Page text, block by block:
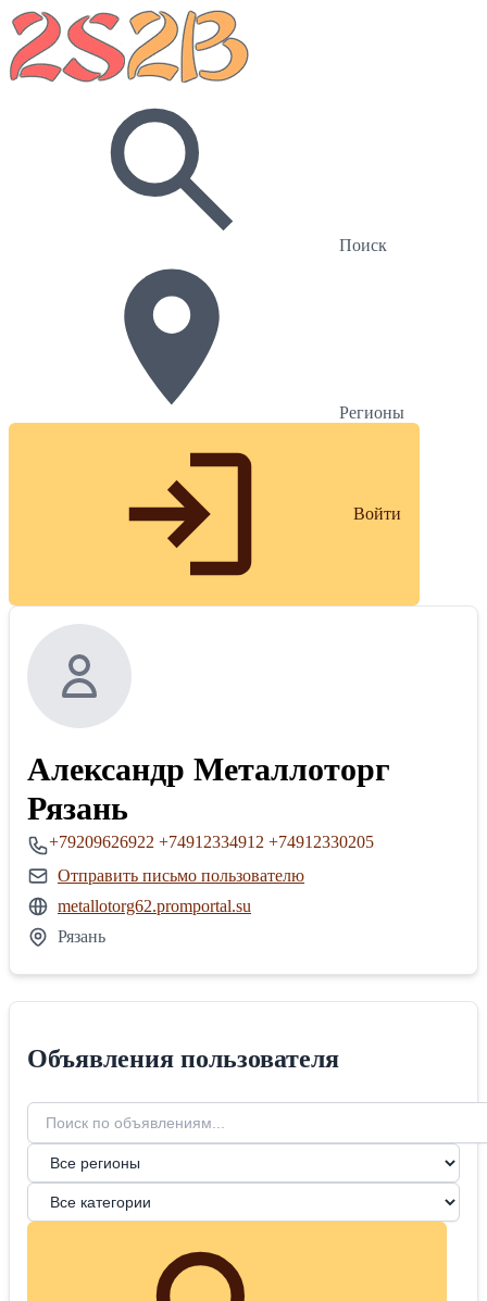
Поиск
Регионы
Войти
Александр Металлоторг
Рязань
+79209626922 +74912334912 +74912330205
Отправить письмо пользователю
metallotorg62.promportal.su
Рязань
Объявления пользователя